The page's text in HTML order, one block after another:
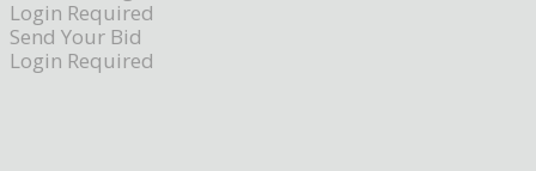
Login Required
Send Your Bid
Login Required